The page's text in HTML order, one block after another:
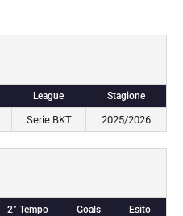
League Stagione
Serie BKT 2025/2026
2° Tempo Goals Esito